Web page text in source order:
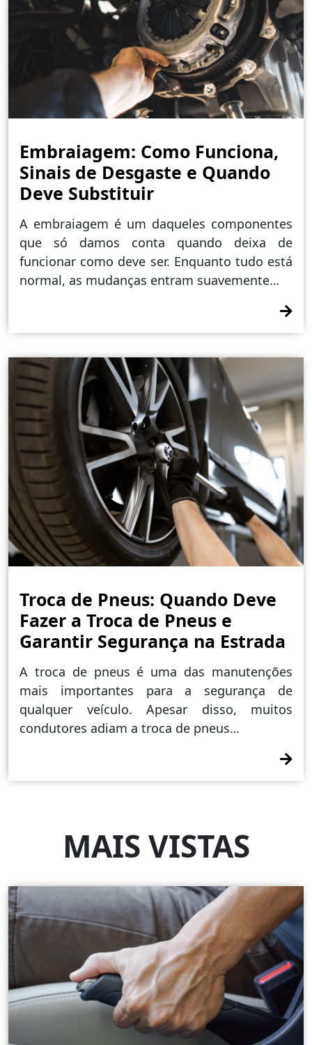
Embraiagem: Como Funciona,
Sinais de Desgaste e Quando
Deve Substituir
A embraiagem é um daqueles componentes
que só damos conta quando deixa de
funcionar como deve ser. Enquanto tudo está
normal, as mudanças entram suavemente…
Troca de Pneus: Quando Deve
Fazer a Troca de Pneus e
Garantir Segurança na Estrada
A troca de pneus é uma das manutenções
mais importantes para a segurança de
qualquer veículo. Apesar disso, muitos
condutores adiam a troca de pneus…
MAIS VISTAS